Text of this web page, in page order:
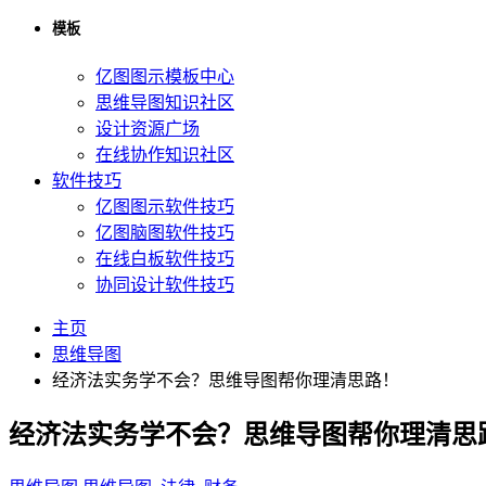
模板
亿图图示模板中心
思维导图知识社区
设计资源广场
在线协作知识社区
软件技巧
亿图图示软件技巧
亿图脑图软件技巧
在线白板软件技巧
协同设计软件技巧
主页
思维导图
经济法实务学不会？思维导图帮你理清思路！
经济法实务学不会？思维导图帮你理清思